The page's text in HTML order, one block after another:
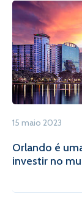
15 maio 2023
Orlando é
investir no